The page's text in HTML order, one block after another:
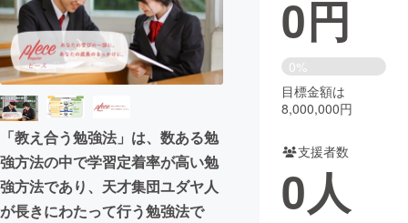
映像・映画 書籍・雑誌
ビジネス・起業 チャレンジ
まちづくり・地域活性化
CAMPFIRE for Social Good
CAMPFIRE Creation
CAMPFIREふるさと納税
コミュニティ
「教え合う勉強法」は、数ある勉
強方法の中で学習定着率が高い勉
強方法であり、天才集団ユダヤ人
が長きにわたって行う勉強法で
0円
0%
目標金額は
8,000,000円
支援者数
0人